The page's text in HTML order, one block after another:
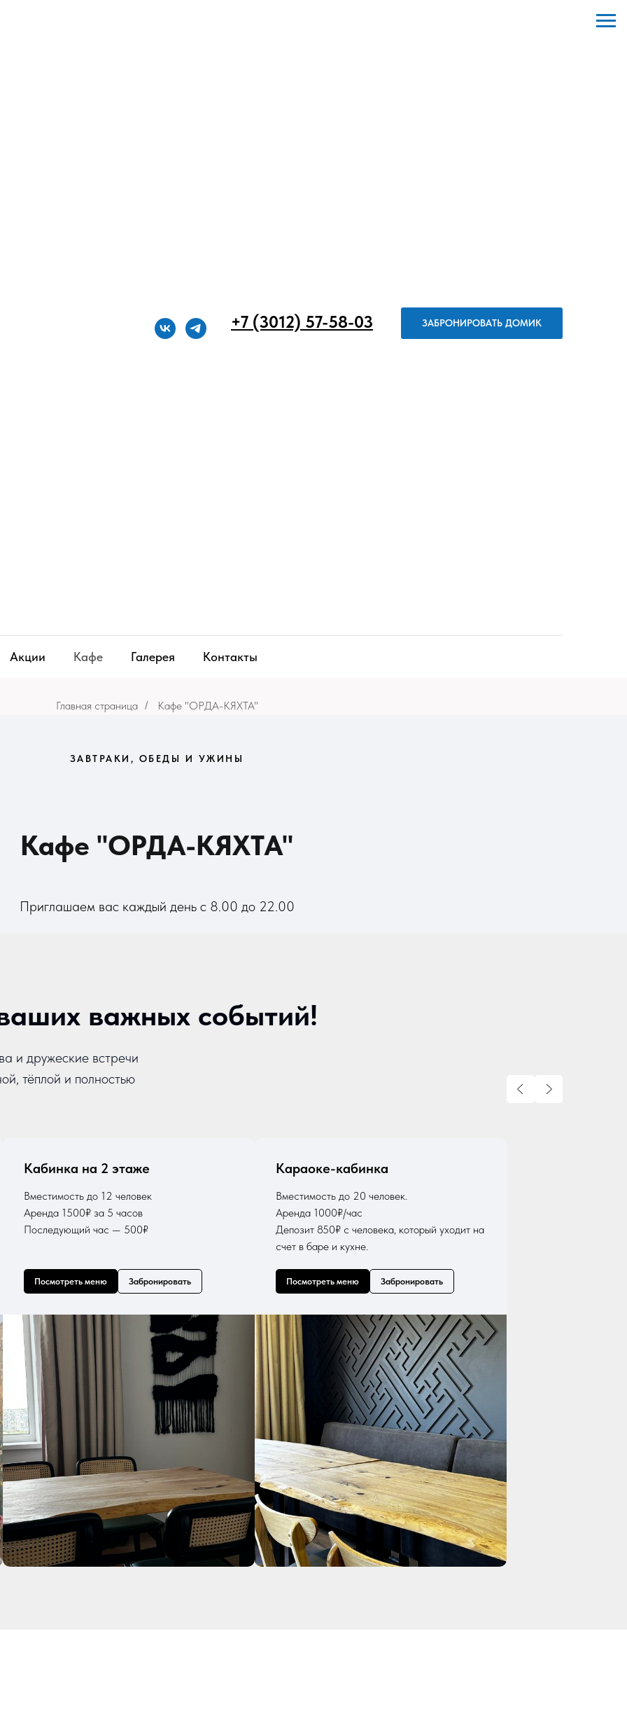
+7 (3012) 57-58-03 ЗАБРОНИРОВАТЬ ДОМИК
Акции Кафе Галерея Контакты
Главная страница / Кафе "ОРДА-КЯХТА"
ЗАВТРАКИ, ОБЕДЫ И УЖИНЫ
Кафе "ОРДА-КЯХТА"
Приглашаем вас каждый день с 8.00 до 22.00
важных событий!
и дружеские встречи
тёплой и полностью
Кабинка на 2 этаже
Вместимость до 12 человек
Аренда 1500₽ за 5 часов
Последующий час — 500₽
Посмотреть меню Забронировать
Караоке-кабинка
Вместимость до 20 человек.
Аренда 1000₽/час
Депозит 850₽ с человека, который уходит на
счет в баре и кухне.
Посмотреть меню Забронировать